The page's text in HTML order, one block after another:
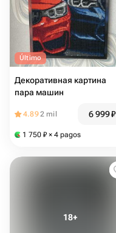
Último
Декоративная картина
пара машин
4.892 mil 6 999₽
1 750 ₽ × 4 pagos